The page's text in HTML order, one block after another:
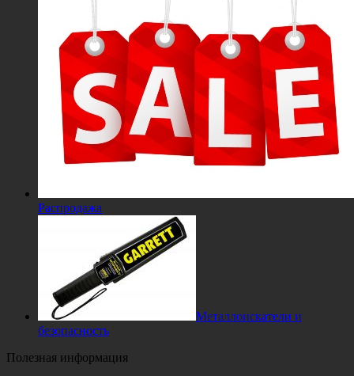
Распродажа
Металлоискатели и
безопасность
Полезная информация